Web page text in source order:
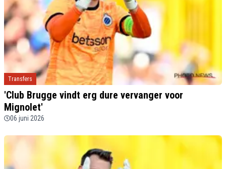
Transfers
'Club Brugge vindt erg dure vervanger voor
Mignolet'
06 juni 2026